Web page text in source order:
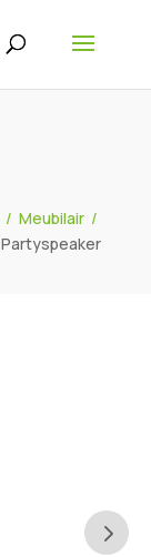
/Meubilair /
Partyspeaker